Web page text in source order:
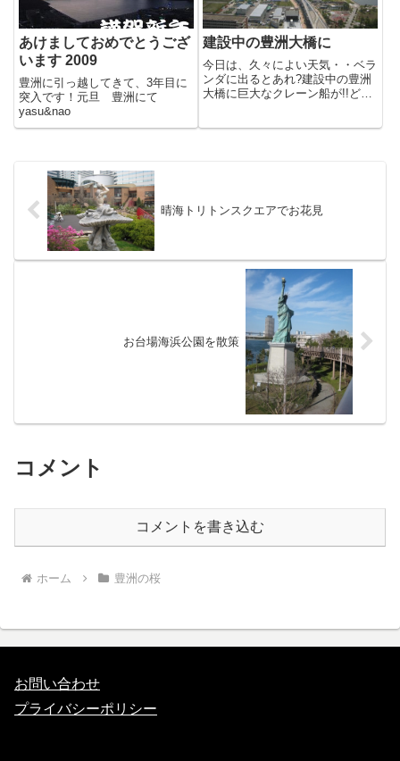
あけましておめでとうござ
います 2009
豊洲に引っ越してきて、3年目に
突入です！元旦 豊洲にて
yasu&nao
建設中の豊洲大橋に
今日は、久々によい天気・・ベラ
ンダに出るとあれ?建設中の豊洲
大橋に巨大なクレーン船が!!どれ
晴海トリトンスクエアでお花見
お台場海浜公園を散策
コメント
コメントを書き込む
ホーム 豊洲の桜
お問い合わせ
プライバシーポリシー